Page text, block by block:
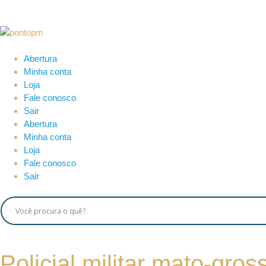
Abertura
Minha conta
Loja
Fale conosco
Sair
Abertura
Minha conta
Loja
Fale conosco
Sair